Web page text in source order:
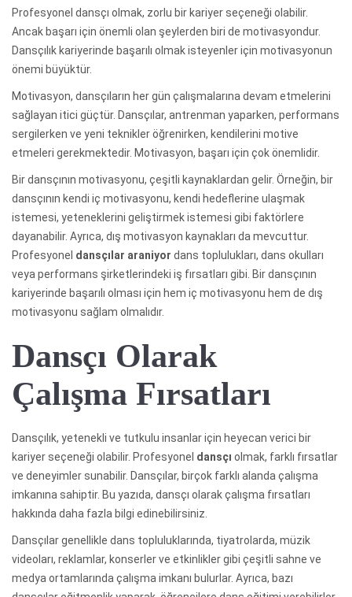
Profesyonel dansçı olmak, zorlu bir kariyer seçeneği olabilir.
Ancak başarı için önemli olan şeylerden biri de motivasyondur.
Dansçılık kariyerinde başarılı olmak isteyenler için motivasyonun
önemi büyüktür.
Motivasyon, dansçıların her gün çalışmalarına devam etmelerini
sağlayan itici güçtür. Dansçılar, antrenman yaparken, performans
sergilerken ve yeni teknikler öğrenirken, kendilerini motive
etmeleri gerekmektedir. Motivasyon, başarı için çok önemlidir.
Bir dansçının motivasyonu, çeşitli kaynaklardan gelir. Örneğin, bir
dansçının kendi iç motivasyonu, kendi hedeflerine ulaşmak
istemesi, yeteneklerini geliştirmek istemesi gibi faktörlere
dayanabilir. Ayrıca, dış motivasyon kaynakları da mevcuttur.
Profesyonel dansçılar araniyor dans toplulukları, dans okulları
veya performans şirketlerindeki iş fırsatları gibi. Bir dansçının
kariyerinde başarılı olması için hem iç motivasyonu hem de dış
motivasyonu sağlam olmalıdır.
Dansçı Olarak
Çalışma Fırsatları
Dansçılık, yetenekli ve tutkulu insanlar için heyecan verici bir
kariyer seçeneği olabilir. Profesyonel dansçı olmak, farklı fırsatlar
ve deneyimler sunabilir. Dansçılar, birçok farklı alanda çalışma
imkanına sahiptir. Bu yazıda, dansçı olarak çalışma fırsatları
hakkında daha fazla bilgi edinebilirsiniz.
Dansçılar genellikle dans topluluklarında, tiyatrolarda, müzik
videoları, reklamlar, konserler ve etkinlikler gibi çeşitli sahne ve
medya ortamlarında çalışma imkanı bulurlar. Ayrıca, bazı